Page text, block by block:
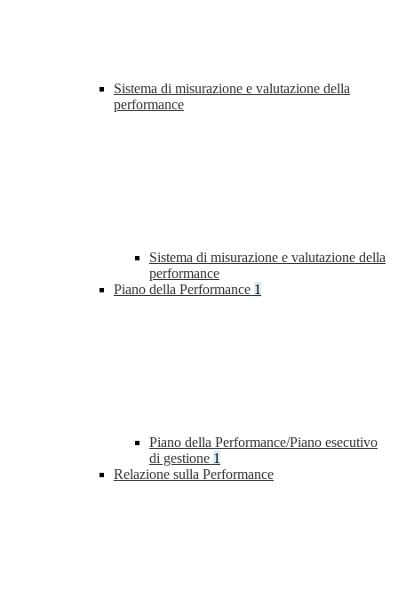
Sistema di misurazione e valutazione della
performance
Sistema di misurazione e valutazione della
performance
Piano della Performance 1
Piano della Performance/Piano esecutivo
di gestione 1
Relazione sulla Performance